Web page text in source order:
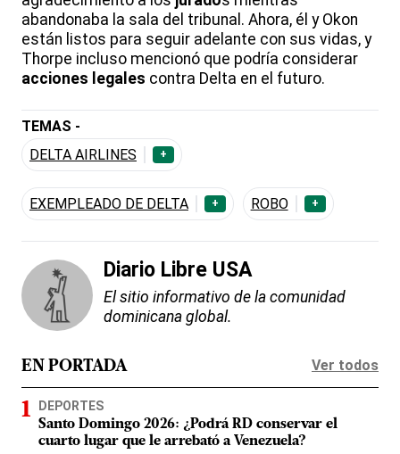
abandonaba la sala del tribunal. Ahora, él y Okon
están listos para seguir adelante con sus vidas, y
Thorpe incluso mencionó que podría considerar
acciones legales contra Delta en el futuro.
TEMAS -
DELTA AIRLINES
+
EXEMPLEADO DE DELTA + ROBO +
Diario Libre USA
El sitio informativo de la comunidad
dominicana global.
EN PORTADA Ver todos
DEPORTES
Santo Domingo 2026: ¿Podrá RD conservar el
cuarto lugar que le arrebató a Venezuela?